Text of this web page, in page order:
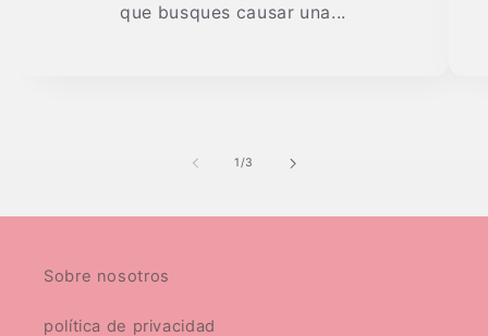
que busques causar una...
1/de
3
Sobre nosotros
política de privacidad